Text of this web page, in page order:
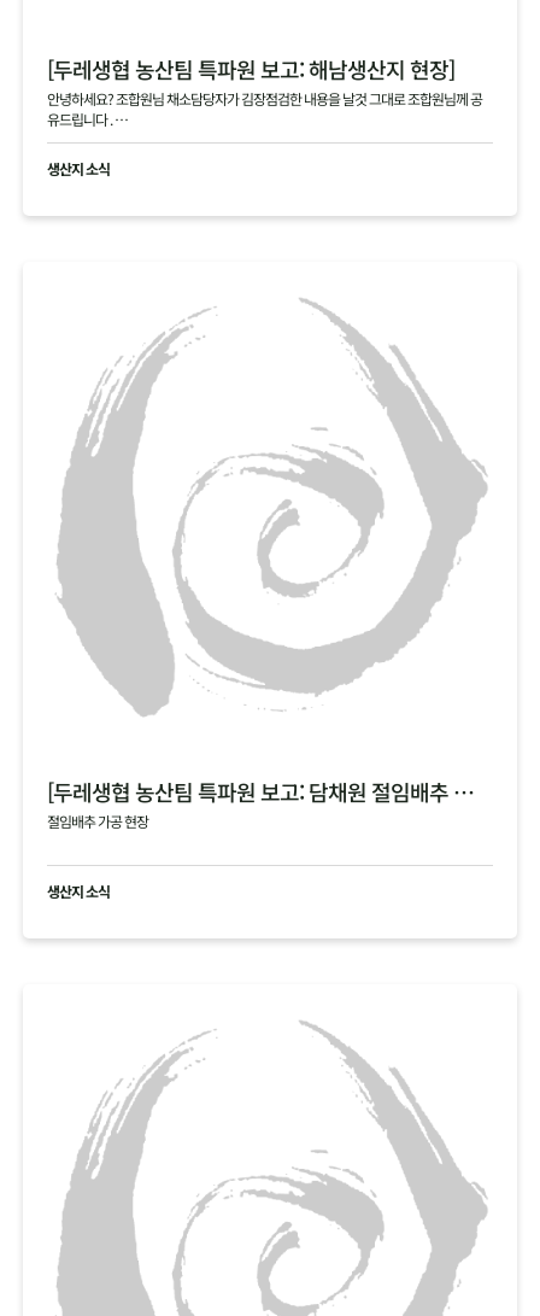
[두레생협 농산팀 특파원 보고: 해남생산지 현장]
안녕하세요? 조합원님 채소담당자가 김장점검한 내용을 날것 그대로 조합원님께 공
유드립니다 .
현재 생산지사진으로 김장생활재의 현황을 공유드립니다
생산지 소식
[두레생협 농산팀 특파원 보고: 담채원 절임배추 가공 현장]
절임배추 가공 현장
생산지 소식